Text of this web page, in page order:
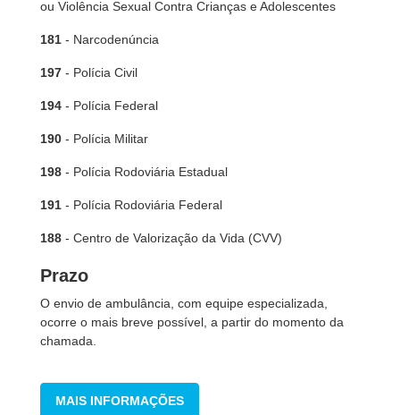
ou Violência Sexual Contra Crianças e Adolescentes
181 - Narcodenúncia
197 - Polícia Civil
194 - Polícia Federal
190 - Polícia Militar
198 - Polícia Rodoviária Estadual
191 - Polícia Rodoviária Federal
188 - Centro de Valorização da Vida (CVV)
Prazo
O envio de ambulância, com equipe especializada,
ocorre o mais breve possível, a partir do momento da
chamada.
MAIS INFORMAÇÕES